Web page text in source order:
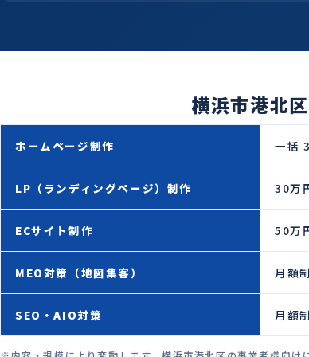
横浜市港北
ホームページ制作 一括
LP（ランディングページ）制作 30万
ECサイト制作 50万
MEO対策（地図集客） 月額
SEO・AIO対策 月額